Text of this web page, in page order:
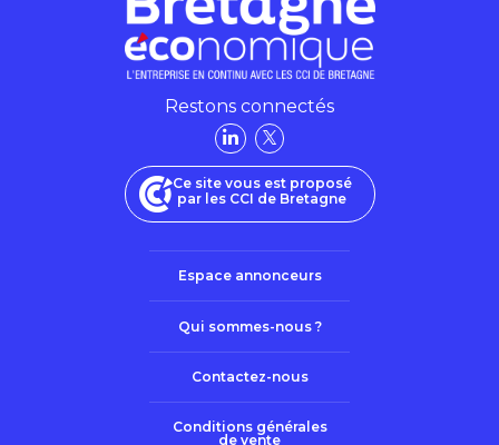
Restons connectés
Ce site vous est proposé
par les CCI de Bretagne
Espace annonceurs
Qui sommes-nous ?
Contactez-nous
Conditions générales
de vente